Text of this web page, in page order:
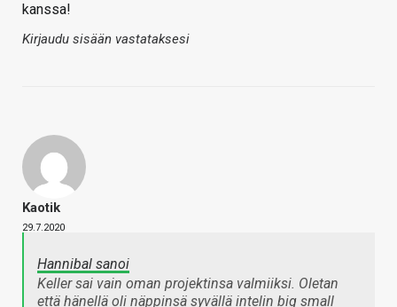
kanssa!
Kirjaudu sisään vastataksesi
Kaotik
29.7.2020
Hannibal sanoi
Keller sai vain oman projektinsa valmiiksi. Oletan
että hänellä oli näppinsä syvällä intelin big small